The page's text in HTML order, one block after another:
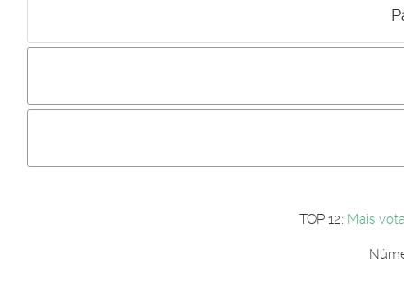
Incluir imagem :
Os
Primeiro autentique-se...
TOP 12: Mais